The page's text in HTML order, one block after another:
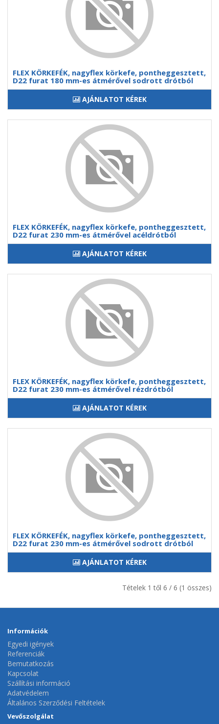
FLEX KÖRKEFÉK, nagyflex körkefe, pontheggesztett,
D22 furat 180 mm-es átmérővel sodrott drótból
AJÁNLATOT KÉREK
FLEX KÖRKEFÉK, nagyflex körkefe, pontheggesztett,
D22 furat 230 mm-es átmérővel acéldrótból
AJÁNLATOT KÉREK
FLEX KÖRKEFÉK, nagyflex körkefe, pontheggesztett,
D22 furat 230 mm-es átmérővel rézdrótból
AJÁNLATOT KÉREK
FLEX KÖRKEFÉK, nagyflex körkefe, pontheggesztett,
D22 furat 230 mm-es átmérővel sodrott drótból
AJÁNLATOT KÉREK
Tételek 1 től 6 / 6 (1 összes)
Információk
Egyedi igények
Referenciák
Bemutatkozás
Kapcsolat
Szállítási információ
Adatvédelem
Általános Szerződési Feltételek
Vevőszolgálat